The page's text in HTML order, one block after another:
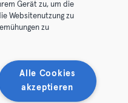
All rights reserved.
Verträge widerrufen
Gerät zu, um die
Websitenutzung zu
zu
Alle Cookies
akzeptieren